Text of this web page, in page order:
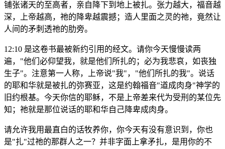
铺张诸天的至高者，亲自降下到地上被扎。张力越大，福音越
深，上帝越高，祂的降卑越震撼；造人里面之灵的祂，竟然让
人间的矛刺透祂的肋旁。
12:10 是这卷书最被新约引用的经文。请你今天慢慢读两
遍，"他们必仰望我，就是他们所扎的；必为我悲哀，如丧独
生子"。注意第一人称，上帝说"我"，"他们所扎的我"。说话
的耶和华就是被扎的弥赛亚，这是约翰福音"道成肉身"神学的
旧约根基。今天你信的耶稣，不是上帝差来代为受刑的某位先
知；祂就是那位说话的耶和华自己降卑成肉身。
请允许我用最直白的话牧养你，你今天有没有意识到，你也
是"扎"过祂的那群人之一？并非字面上拿矛扎，是用你的不